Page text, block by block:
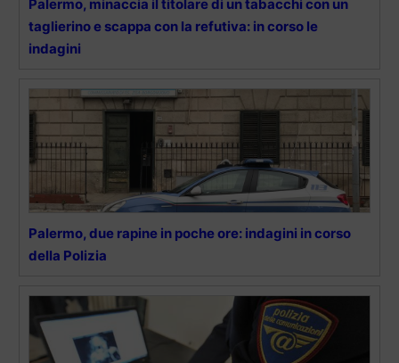
Palermo, minaccia il titolare di un tabacchi con un
taglierino e scappa con la refutiva: in corso le
indagini
Palermo, due rapine in poche ore: indagini in corso
della Polizia